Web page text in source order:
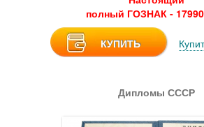
полный ГОЗНАК -
КУПИТЬ
Дипломы СССР